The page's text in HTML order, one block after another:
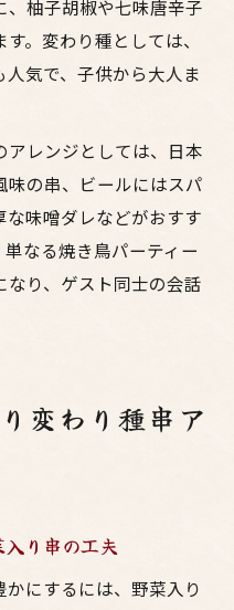
柚子胡椒や七味唐辛子
。変わり種としては、
気で、子供から大人ま
アレンジとしては、日本
味の串、ビールにはスパ
味噌ダレなどがおすす
なる焼き鳥パーティー
り、ゲスト同士の会話
変わり種串ア
り串の工夫
にするには、野菜入り